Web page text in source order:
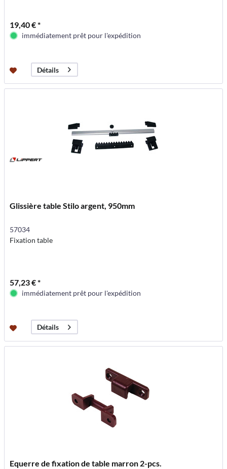
19,40 € *
immédiatement prêt pour l'expédition
Détails
Glissière table Stilo argent, 950mm
57034
Fixation table
57,23 € *
immédiatement prêt pour l'expédition
Détails
Equerre de fixation de table marron 2-pcs.